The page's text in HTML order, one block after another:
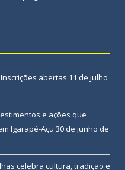
abertas 11 de julho
e ações que
Igarapé-Açu 30 de junho de
celebra cultura, tradição e